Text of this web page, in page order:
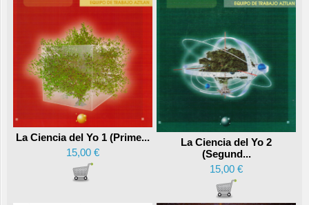
La Ciencia del Yo 1 (Prime...
15,00 €
La Ciencia del Yo 2
(Segund...
15,00 €